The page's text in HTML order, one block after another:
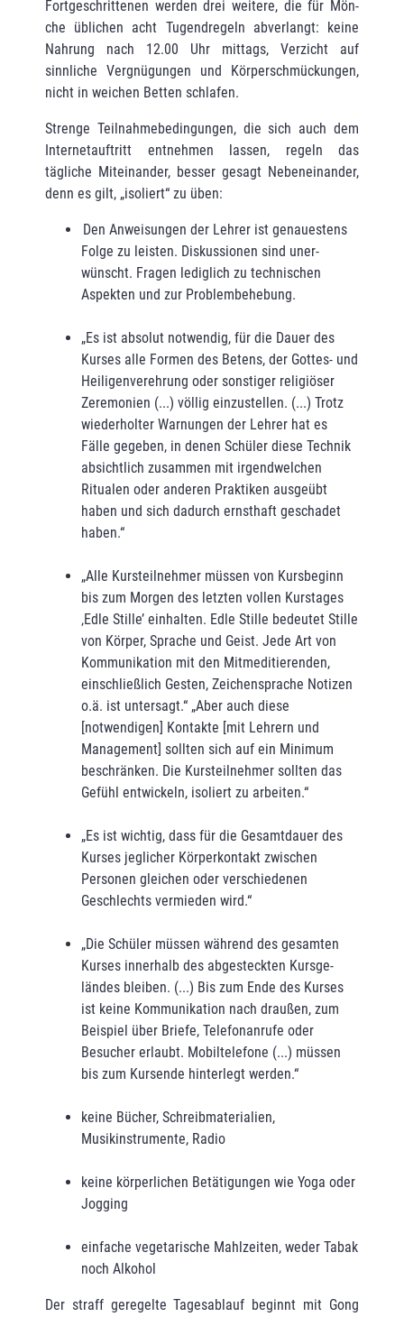
Fortgeschrittenen werden drei weitere, die für Mön­
che üblichen acht Tugendregeln abverlangt: keine
Nahrung nach 12.00 Uhr mittags, Verzicht auf
sinnliche Vergnügungen und Körperschmückungen,
nicht in weichen Betten schlafen.
Strenge Teilnahmebedingungen, die sich auch dem
Internetauftritt entnehmen lassen, regeln das
tägliche Miteinander, besser gesagt Nebeneinander,
denn es gilt, „isoliert“ zu üben:
Den Anweisungen der Lehrer ist genauestens
Folge zu leisten. Diskussionen sind uner­
wünscht. Fragen lediglich zu technischen
Aspekten und zur Problembehebung.
„Es ist absolut notwendig, für die Dauer des
Kurses alle Formen des Betens, der Gottes- und
Heiligenverehrung oder sonstiger religiöser
Zeremonien (...) völlig einzustellen. (...) Trotz
wiederholter Warnungen der Lehrer hat es
Fälle gegeben, in denen Schüler diese Technik
absichtlich zusammen mit irgendwelchen
Ritualen oder anderen Praktiken aus­geübt
haben und sich dadurch ernsthaft geschadet
haben.“
„Alle Kursteilnehmer müssen von Kursbeginn
bis zum Morgen des letzten vollen Kursta­ges
‚Edle Stille’ einhalten. Edle Stille bedeutet Stille
von Körper, Sprache und Geist. Jede Art von
Kommunikation mit den Mitmeditierenden,
einschließlich Gesten, Zeichen­sprache Notizen
o.ä. ist untersagt.“ „Aber auch diese
[notwendigen] Kontakte [mit Lehrern und
Management] sollten sich auf ein Minimum
beschränken. Die Kursteil­neh­mer sollten das
Gefühl entwickeln, isoliert zu arbeiten.“
„Es ist wichtig, dass für die Gesamtdauer des
Kurses jeglicher Körperkontakt zwischen
Personen gleichen oder verschiedenen
Geschlechts vermieden wird.“
„Die Schüler müssen während des gesamten
Kurses innerhalb des abgesteckten Kursge­
ländes bleiben. (...) Bis zum Ende des Kurses
ist keine Kommunikation nach draußen, zum
Beispiel über Briefe, Telefonanrufe oder
Besucher erlaubt. Mobiltelefone (...) müssen
bis zum Kursende hinterlegt werden.“
keine Bücher, Schreibmaterialien,
Musikinstrumente, Radio
keine körperlichen Betätigungen wie Yoga oder
Jogging
einfache vegetarische Mahlzeiten, weder Tabak
noch Alkohol
Der straff geregelte Tagesablauf beginnt mit Gong